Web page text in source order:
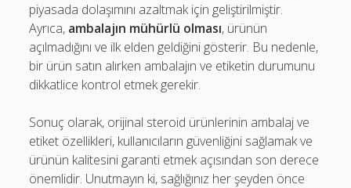
piyasada dolaşımını azaltmak için geliştirilmiştir.
Ayrıca, ambalajın mühürlü olması, ürünün
açılmadığını ve ilk elden geldiğini gösterir. Bu nedenle,
bir ürün satın alırken ambalajın ve etiketin durumunu
dikkatlice kontrol etmek gerekir.
Sonuç olarak, orijinal steroid ürünlerinin ambalaj ve
etiket özellikleri, kullanıcıların güvenliğini sağlamak ve
ürünün kalitesini garanti etmek açısından son derece
önemlidir. Unutmayın ki, sağlığınız her şeyden önce